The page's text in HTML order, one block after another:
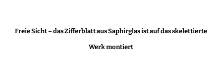
Freie Sicht – das Zifferblatt aus Saphirglas ist auf das skelettierte
Werk montiert